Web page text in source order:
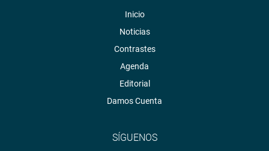
Inicio
Noticias
Contrastes
Agenda
Editorial
Damos Cuenta
SÍGUENOS